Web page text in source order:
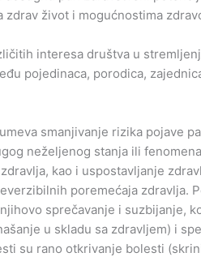
zdrav život i mogućnostima
interesa društva u
pojedinaca, porodica,
smanjivanje rizika pojave
neželjenog stanja ili
kao i uspostavljanje
poremećaja zdravlja.
sprečavanje i suzbijanje,
u skladu sa zdravljem) i
su rano otkrivanje bolesti